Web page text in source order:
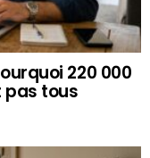
220 000
pas tous